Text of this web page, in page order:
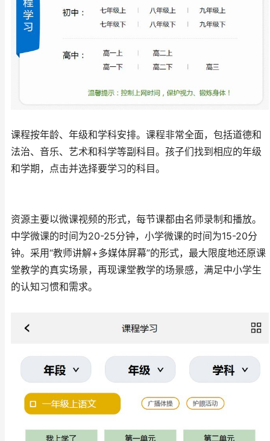
课程按年龄、年级和学科安排。课程非常全面，包括道德和
法治、音乐、艺术和科学等副科目。孩子们找到相应的年级
和学期，点击并选择要学习的科目。
资源主要以微课视频的形式，每节课都由名师录制和播放。
中学微课的时间为20-25分钟，小学微课的时间为15-20分
钟。采用“教师讲解+多媒体屏幕”的形式，最大限度地还原课
堂教学的真实场景，再现课堂教学的场景感，满足中小学生
的认知习惯和需求。